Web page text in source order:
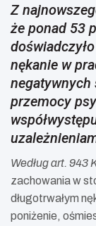
Z
że ponad 53
nękanie w
negatywnych
przemocy
Według art. 943
zachowania w
długotrwałym
poniżenie,